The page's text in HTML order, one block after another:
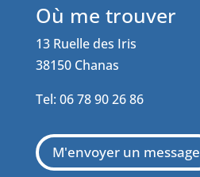
Où me trouver
13 Ruelle des Iris
38150 Chanas
Tel: 06 78 90 26 86
M'envoyer un message